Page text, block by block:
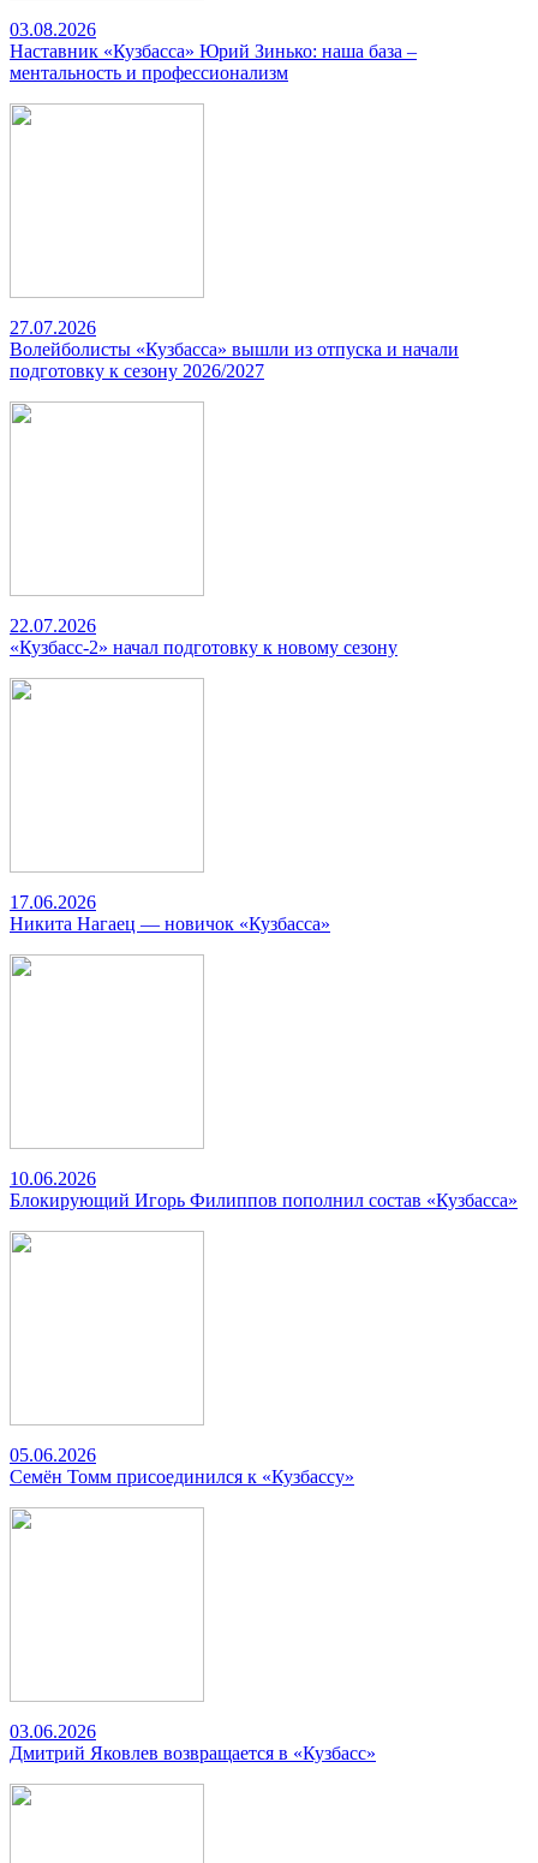
03.08.2026
Наставник «Кузбасса» Юрий Зинько: наша база –
ментальность и профессионализм
27.07.2026
Волейболисты «Кузбасса» вышли из отпуска и начали
подготовку к сезону 2026/2027
22.07.2026
«Кузбасс-2» начал подготовку к новому сезону
17.06.2026
Никита Нагаец — новичок «Кузбасса»
10.06.2026
Блокирующий Игорь Филиппов пополнил состав «Кузбасса»
05.06.2026
Семён Томм присоединился к «Кузбассу»
03.06.2026
Дмитрий Яковлев возвращается в «Кузбасс»